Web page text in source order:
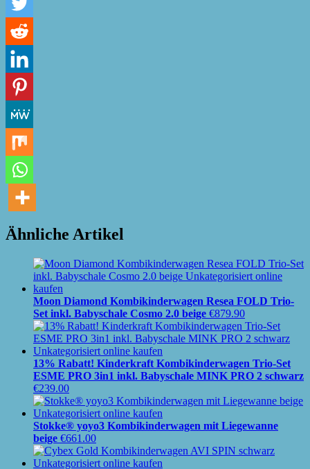
Ähnliche Artikel
Moon Diamond Kombikinderwagen Resea FOLD Trio-
Set inkl. Babyschale Cosmo 2.0 beige €879.90
13% Rabatt! Kinderkraft Kombikinderwagen Trio-Set
ESME PRO 3in1 inkl. Babyschale MINK PRO 2 schwarz
€239.00
Stokke® yoyo3 Kombikinderwagen mit Liegewanne
beige €661.00